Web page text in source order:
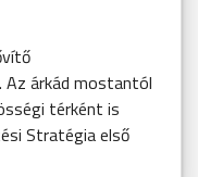
Az árkád mostantól
térként is
Stratégia első